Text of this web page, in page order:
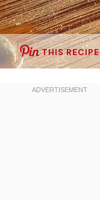
THIS RECIPE